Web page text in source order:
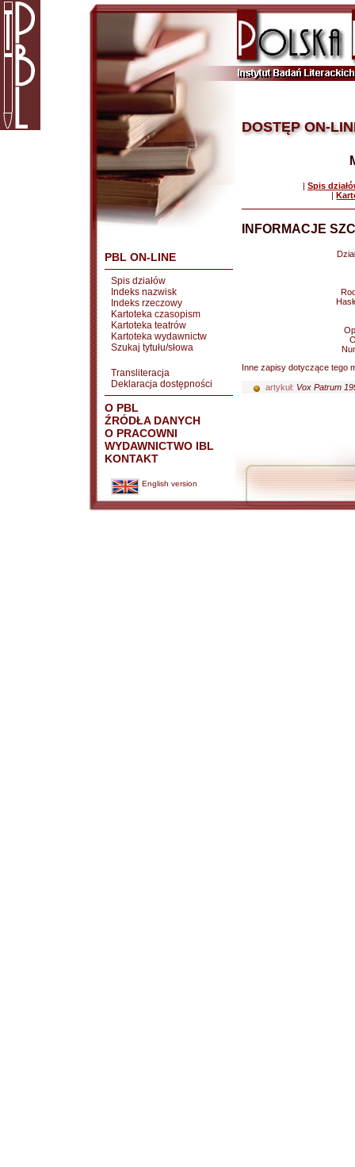
PBL ON-LINE
Spis działów
Indeks nazwisk
Indeks rzeczowy
Kartoteka czasopism
Kartoteka teatrów
Kartoteka wydawnictw
Szukaj tytułu/słowa
Transliteracja
Deklaracja dostępności
O PBL
ŹRÓDŁA DANYCH
O PRACOWNI
WYDAWNICTWO IBL
KONTAKT
English version
DOSTĘP ON-
| Spis
|
INFORMACJE
Inne zapisy dotyczące tego
artykuł: Vox Patrum